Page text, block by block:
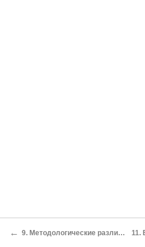
← 9. Методологические различия: Против формализма и вульгарного социологизма